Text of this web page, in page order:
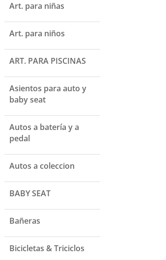
Art. para niñas
Art. para niños
ART. PARA PISCINAS
Asientos para auto y
baby seat
Autos a batería y a
pedal
Autos a coleccion
BABY SEAT
Bañeras
Bicicletas & Triciclos